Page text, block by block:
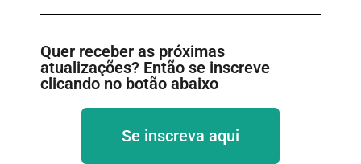
Quer receber as próximas
atualizações? Então se inscreve
clicando no botão abaixo
Se inscreva aqui